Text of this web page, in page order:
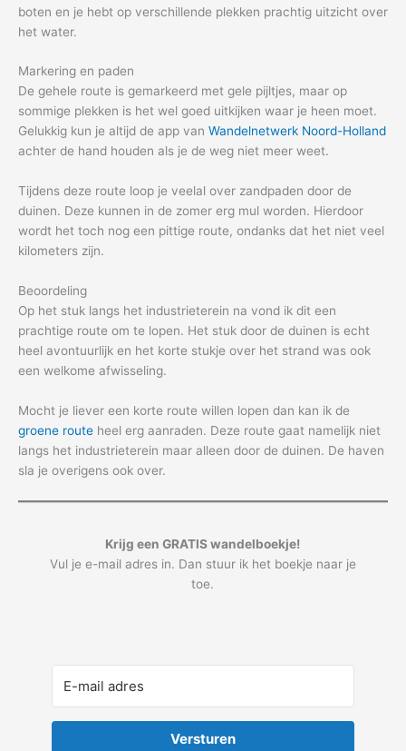
boten en je hebt op verschillende plekken prachtig uitzicht over
het water.
Markering en paden
De gehele route is gemarkeerd met gele pijltjes, maar op
sommige plekken is het wel goed uitkijken waar je heen moet.
Gelukkig kun je altijd de app van Wandelnetwerk Noord-Holland
achter de hand houden als je de weg niet meer weet.
Tijdens deze route loop je veelal over zandpaden door de
duinen. Deze kunnen in de zomer erg mul worden. Hierdoor
wordt het toch nog een pittige route, ondanks dat het niet veel
kilometers zijn.
Beoordeling
Op het stuk langs het industrieterein na vond ik dit een
prachtige route om te lopen. Het stuk door de duinen is echt
heel avontuurlijk en het korte stukje over het strand was ook
een welkome afwisseling.
Mocht je liever een korte route willen lopen dan kan ik de
groene route heel erg aanraden. Deze route gaat namelijk niet
langs het industrieterein maar alleen door de duinen. De haven
sla je overigens ook over.
Krijg een GRATIS wandelboekje!
Vul je e-mail adres in. Dan stuur ik het boekje naar je
toe.
Versturen